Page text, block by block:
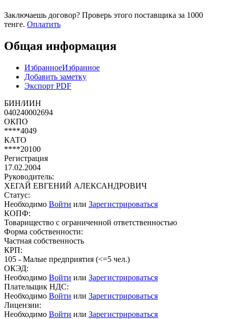
Заключаешь договор? Проверь этого поставщика за 1000
тенге. Оплатить
Общая информация
ИзбранноеИзбранное
Добавить заметку
Экспорт PDF
БИН/ИИН
040240002694
ОКПО
****4049
КАТО
****20100
Регистрация
17.02.2004
Руководитель:
ХЕГАЙ ЕВГЕНИЙ АЛЕКСАНДРОВИЧ
Статус:
Необходимо Войти или Зарегистрироваться
КОПФ:
Товарищество с ограниченной ответственностью
Форма собственности:
Частная собственность
КРП:
105 - Малые предприятия (<=5 чел.)
ОКЭД:
Необходимо Войти или Зарегистрироваться
Плательщик НДС:
Необходимо Войти или Зарегистрироваться
Лицензии:
Необходимо Войти или Зарегистрироваться